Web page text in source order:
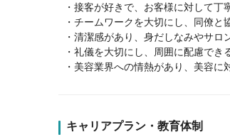
・接客が好きで、お客様に対して丁
・チームワークを大切にし、同僚と
・清潔感があり、身だしなみやサ
・礼儀を大切にし、周囲に配慮でき
・美容業界への情熱があり、美容
キャリアプラン・教育体制